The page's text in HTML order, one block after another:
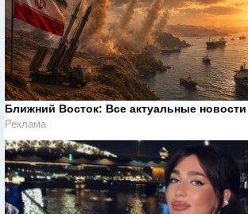
Ближний Восток: Все актуальные
Реклама